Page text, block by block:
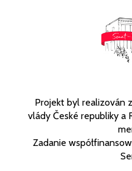
Projekt byl realizován
vlády České republiky a
Zadanie